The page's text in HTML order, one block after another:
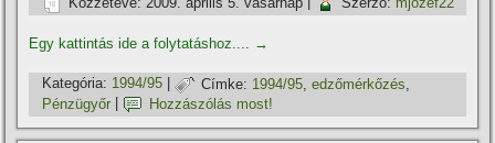
Egy kattintás ide a folytatáshoz.... →
Kategória: 1994/95 | Címke: 1994/95 ,edzőmérkőzés
Pénzügyőr
Hozzászólás most!